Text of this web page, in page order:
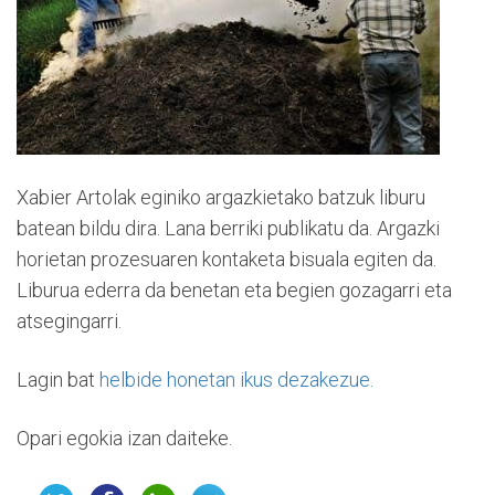
Xabier Artolak eginiko argazkietako batzuk liburu
batean bildu dira. Lana berriki publikatu da. Argazki
horietan prozesuaren kontaketa bisuala egiten da.
Liburua ederra da benetan eta begien gozagarri eta
atsegingarri.
Lagin bat helbide honetan ikus dezakezue.
Opari egokia izan daiteke.